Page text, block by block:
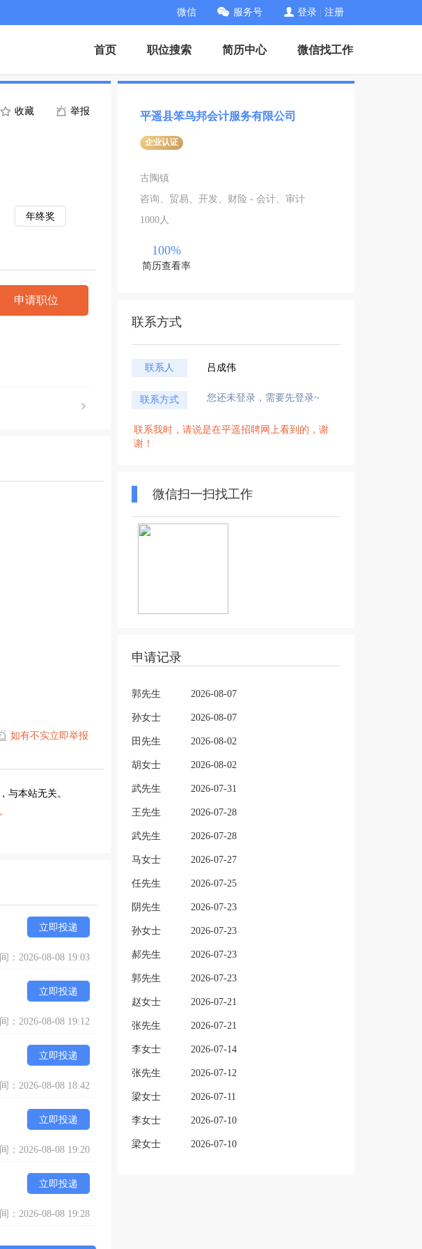
微信 服务号 登录 注册
首页 职位搜索 简历中心 微信找工作
收藏 举报
年终奖
申请职位
如有不实立即举报
与本站无关。
立即投递
：2026-08-08 19:03
立即投递
：2026-08-08 19:12
立即投递
：2026-08-08 18:42
立即投递
：2026-08-08 19:20
立即投递
：2026-08-08 19:28
平遥县笨鸟邦会计服务有限公司
企业认证
古陶镇
咨询、贸易、开发、财险 - 会计、审计
1000人
100%
简历查看率
联系方式
联系人 吕成伟
联系方式 您还未登录，需要先登录~
联系我时，请说是在平遥招聘网上看到的，谢
谢！
微信扫一扫找工作
申请记录
郭先生 2026-08-07
孙女士 2026-08-07
田先生 2026-08-02
胡女士 2026-08-02
武先生 2026-07-31
王先生 2026-07-28
武先生 2026-07-28
马女士 2026-07-27
任先生 2026-07-25
阴先生 2026-07-23
孙女士 2026-07-23
郝先生 2026-07-23
郭先生 2026-07-23
赵女士 2026-07-21
张先生 2026-07-21
李女士 2026-07-14
张先生 2026-07-12
梁女士 2026-07-11
李女士 2026-07-10
梁女士 2026-07-10